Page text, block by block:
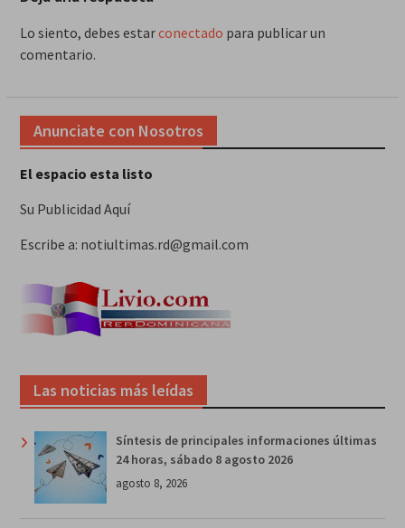
Lo siento, debes estarconectado para publicar un
comentario.
Anunciate con Nosotros
El espacio esta listo
Su Publicidad Aquí
Escribe a: notiultimas.rd@gmail.com
Las noticias más leídas
Síntesis de principales informaciones últimas
24 horas, sábado 8 agosto 2026
agosto 8, 2026